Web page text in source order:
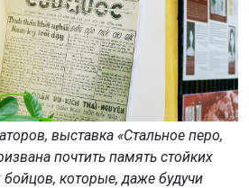
выставка «Стальное перо,
почтить память стойких
которые, даже будучи